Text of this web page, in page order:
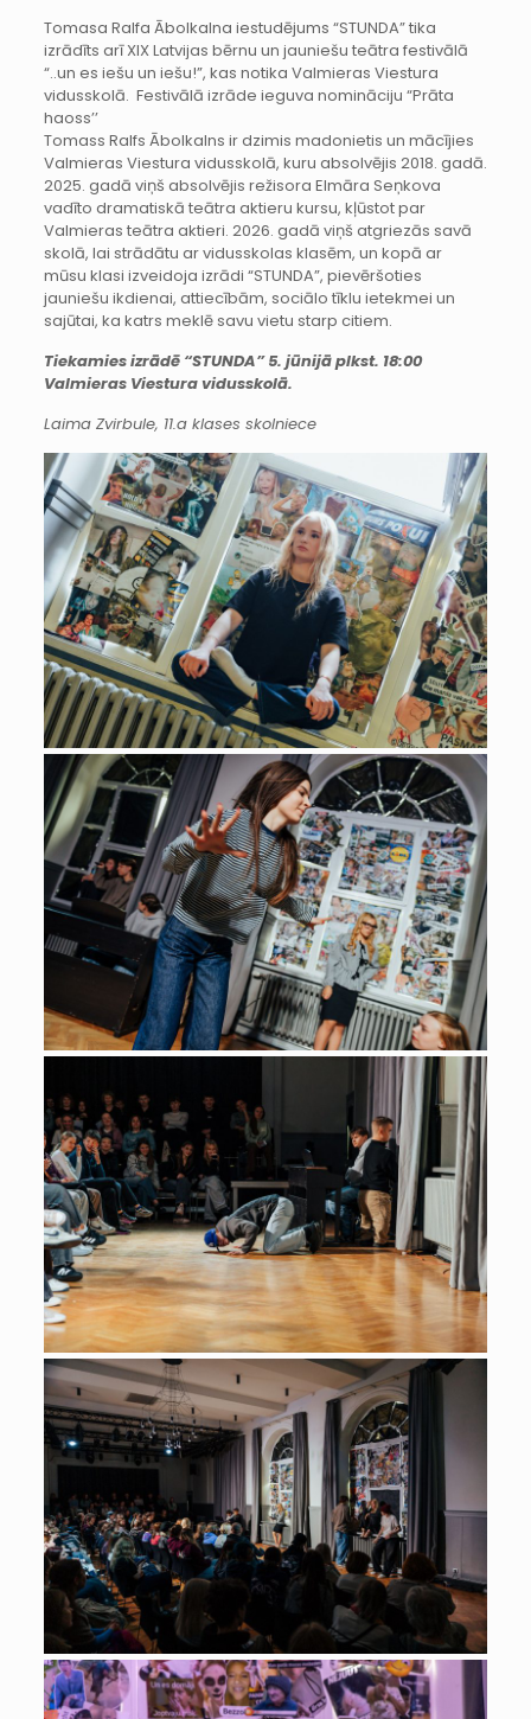
Tomasa Ralfa Ābolkalna iestudējums “STUNDA” tika
izrādīts arī XIX Latvijas bērnu un jauniešu teātra festivālā
“..un es iešu un iešu!”, kas notika Valmieras Viestura
vidusskolā. Festivālā izrāde ieguva nomināciju “Prāta
haoss’’
Tomass Ralfs Ābolkalns ir dzimis madonietis un mācījies
Valmieras Viestura vidusskolā, kuru absolvējis 2018. gadā.
2025. gadā viņš absolvējis režisora Elmāra Seņkova
vadīto dramatiskā teātra aktieru kursu, kļūstot par
Valmieras teātra aktieri. 2026. gadā viņš atgriezās savā
skolā, lai strādātu ar vidusskolas klasēm, un kopā ar
mūsu klasi izveidoja izrādi “STUNDA”, pievēršoties
jauniešu ikdienai, attiecībām, sociālo tīklu ietekmei un
sajūtai, ka katrs meklē savu vietu starp citiem.
Tiekamies izrādē “STUNDA” 5. jūnijā plkst. 18:00
Valmieras Viestura vidusskolā.
Laima Zvirbule, 11.a klases skolniece